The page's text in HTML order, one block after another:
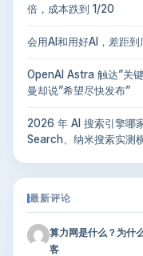
倍，成本跌到 1/20
会用AI和用好AI，差距
OpenAI Astra 触达”关
曼却说”希望尽快发布”
2026 年 AI 搜索引擎哪
Search、纳米搜索实测
最新评论
算力网是什么？为什
客